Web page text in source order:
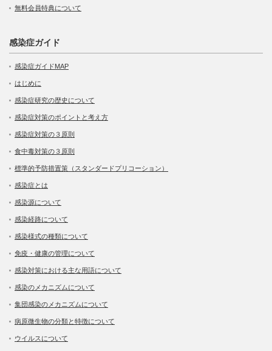
無料会員特典について
感染症ガイド
感染症ガイドMAP
はじめに
感染症研究の歴史について
感染症対策のポイントと考え方
感染症対策の３原則
食中毒対策の３原則
標準的予防措置策（スタンダードプリコーション）
感染症とは
感染源について
感染経路について
感染様式の種類について
免疫・健康の管理について
感染対策における主な用語について
感染のメカニズムについて
集団感染のメカニズムについて
病原微生物の分類と特徴について
ウイルスについて